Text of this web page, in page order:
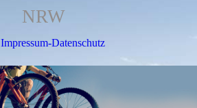
NRW
Impressum-Datenschutz